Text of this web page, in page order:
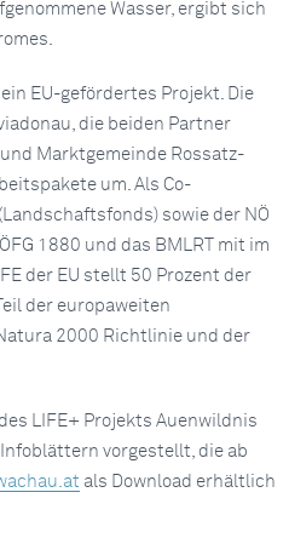
Wasser, ergibt sich
EU-gefördertes Projekt. Die
die beiden Partner
Marktgemeinde Rossatz-
um. Als Co-
sowie der NÖ
1880 und das BMLRT mit im
der EU stellt 50 Prozent der
der europaweiten
2000 Richtlinie und der
LIFE+ Projekts Auenwildnis
vorgestellt, die ab
als Download erhältlich